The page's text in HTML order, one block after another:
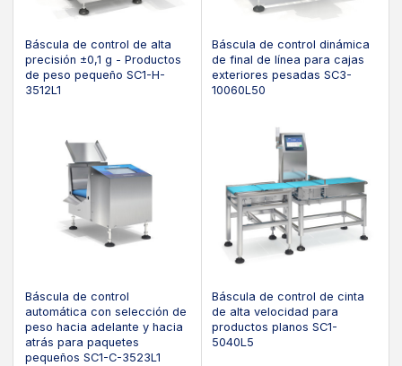
Báscula de control de alta
precisión ±0,1 g - Productos
de peso pequeño SC1-H-
3512L1
Báscula de control dinámica
de final de línea para cajas
exteriores pesadas SC3-
10060L50
Báscula de control
automática con selección de
peso hacia adelante y hacia
atrás para paquetes
pequeños SC1-C-3523L1
Báscula de control de cinta
de alta velocidad para
productos planos SC1-
5040L5